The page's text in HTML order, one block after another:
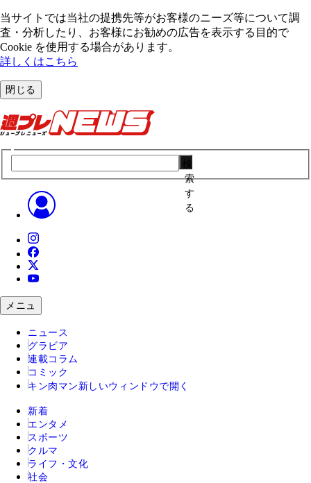
当サイトでは当社の提携先等がお客様のニーズ等について調
査・分析したり、お客様にお勧めの広告を表⽰する⽬的で
Cookie を使⽤する場合があります。
詳しくはこちら
閉じる
索
す
る
メニュ
ニュース
グラビア
連載コラム
コミック
キン肉マン 新しいウィンドウで開く
新着
エンタメ
スポーツ
クルマ
ライフ・文化
社会